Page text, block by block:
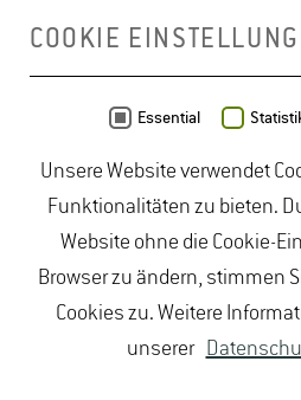
OpenStreetMap -
duales Studium Gartenbau|
Lebensmittelrecht Studium|
Studium| Naturschutz
Studium| Studiengang
Lebensmittel |Studiengänge
COOKIE
Essential
Unsere Website verwendet
Funktionalitäten zu bieten.
Website ohne die Cookie-
Browser zu ändern, stimmen
Cookies zu. Weitere
unserer